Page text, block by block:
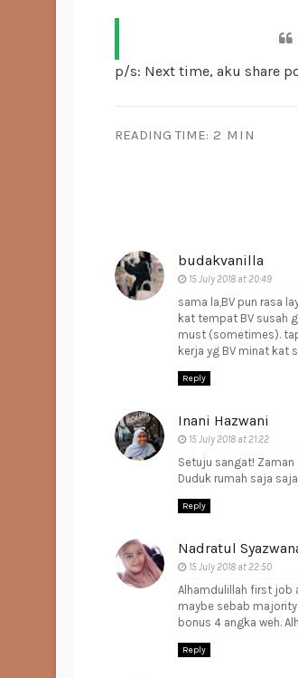
p/s: Next time, aku share
READING TIME: 2 MIN
budakvanilla
15 July 2018 at 20:49
sama la,BV pun rasa
kat tempat BV susah
must (sometimes).
kerja yg BV minat kat
Reply
Inani Hazwani
15 July 2018 at 21:22
Setuju sangat!
Duduk rumah saja
Reply
Nadratul
15 July 2018 at 22:50
Alhamdulillah first job
maybe sebab
bonus 4 angka weh.
Reply